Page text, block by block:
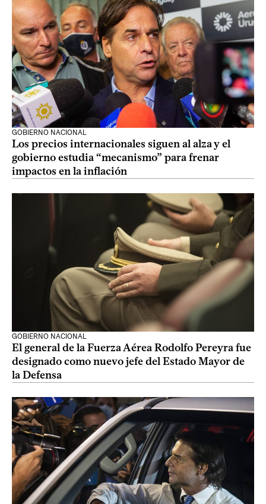
GOBIERNO NACIONAL
Los precios internacionales siguen al alza y el
gobierno estudia “mecanismo” para frenar
impactos en la inflación
GOBIERNO NACIONAL
El general de la Fuerza Aérea Rodolfo Pereyra fue
designado como nuevo jefe del Estado Mayor de
la Defensa